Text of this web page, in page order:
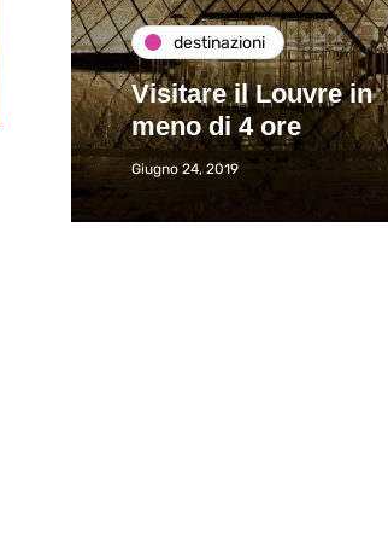
destinazioni
Visitare il Louvre in
meno di 4 ore
Giugno 24, 2019